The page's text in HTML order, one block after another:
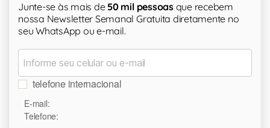
Junte-se às mais de 50 mil pessoasque recebem
nossa Newsletter Semanal Gratuita diretamente no
seu WhatsApp ou e-mail.
telefone internacional
E-mail:
Telefone: